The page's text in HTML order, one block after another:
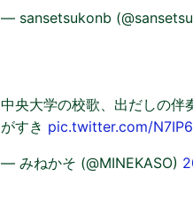
— sansetsukonb
中央大学の校歌、出だしの伴
がすき pic.twitter.com/
— みねかそ (@MINEKASO)